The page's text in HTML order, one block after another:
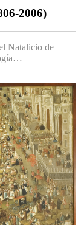
2006)
Natalicio de